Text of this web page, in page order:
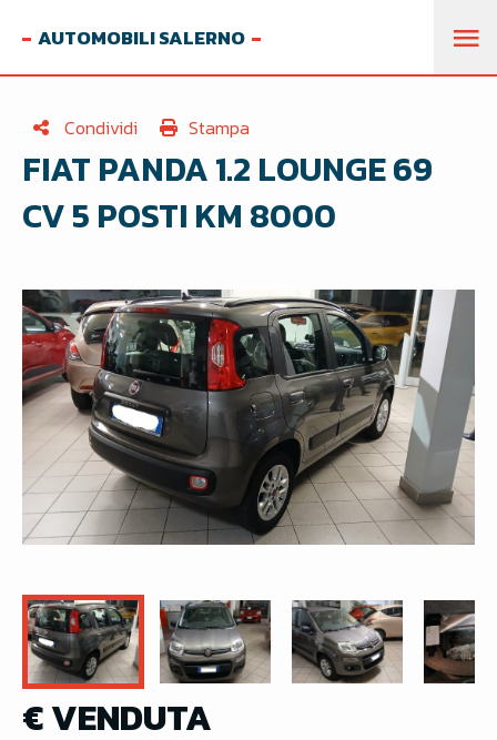
AUTOMOBILI SALERNO
Condividi Stampa
FIAT PANDA 1.2 LOUNGE 69
CV 5 POSTI KM 8000
€ VENDUTA